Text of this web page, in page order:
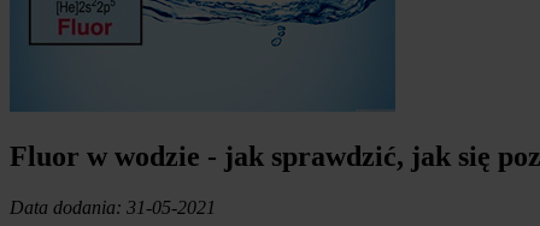
Fluor w wodzie - jak sprawdzić, jak się
Data dodania: 31-05-2021